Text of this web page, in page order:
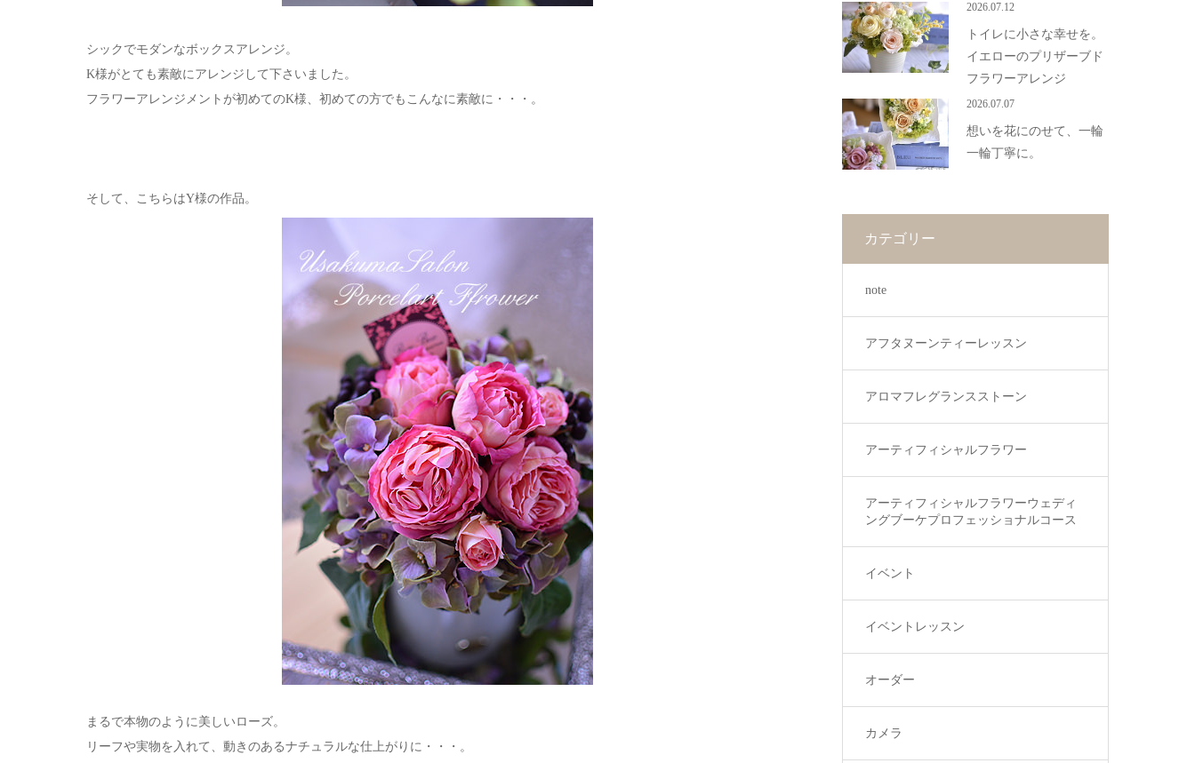
シックでモダンなボックスアレンジ。
K様がとても素敵にアレンジして下さいました。
フラワーアレンジメントが初めてのK様、初めての方でもこんなに素敵に・・・。
そして、こちらはY様の作品。
まるで本物のように美しいローズ。
リーフや実物を入れて、動きのあるナチュラルな仕上がりに・・・。
2026.07.12
トイレに小さな幸せを。
イエローのプリザーブド
フラワーアレンジ
2026.07.07
想いを花にのせて、一輪
一輪丁寧に。
カテゴリー
note
アフタヌーンティーレッスン
アロマフレグランスストーン
アーティフィシャルフラワー
アーティフィシャルフラワーウェディ
ングブーケプロフェッショナルコース
イベント
イベントレッスン
オーダー
カメラ